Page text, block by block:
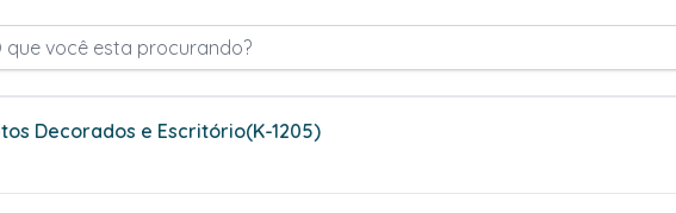
que você esta procurando?
Decorados e Escritório(K-1205)